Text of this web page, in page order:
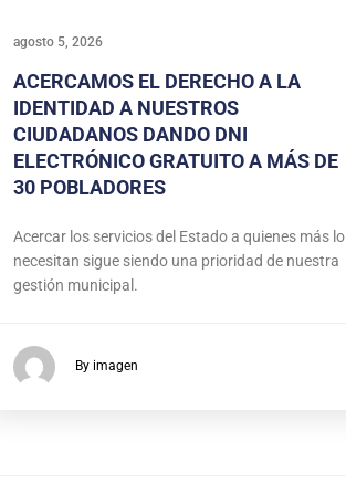
agosto 5, 2026
ACERCAMOS EL DERECHO A LA
IDENTIDAD A NUESTROS
CIUDADANOS DANDO DNI
ELECTRÓNICO GRATUITO A MÁS DE
30 POBLADORES
Acercar los servicios del Estado a quienes más lo
necesitan sigue siendo una prioridad de nuestra
gestión municipal.
By imagen